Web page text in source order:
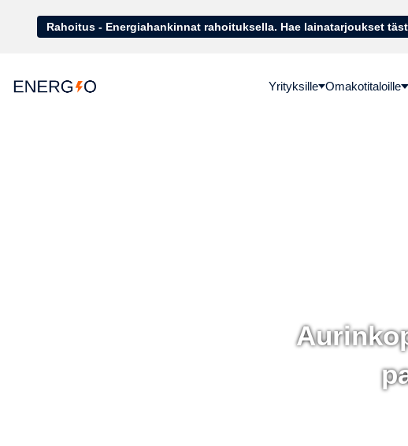
Rahoitus - Energiahankinnat rahoituksella. Hae lainatarjoukset
Yrityksille Omakotitaloille